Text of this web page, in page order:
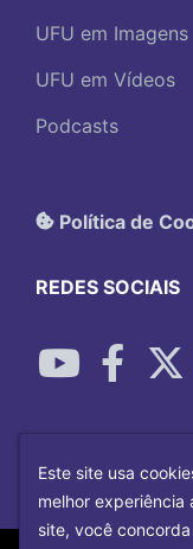
UFU em Imagens
UFU em Vídeos
Podcasts
Política de
REDES SOCIAIS
Este site usa
melhor experiência
site, você